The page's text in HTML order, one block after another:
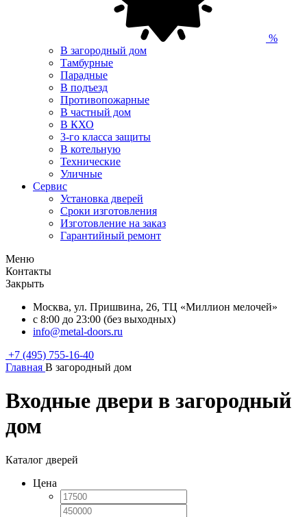
%
В загородный дом
Тамбурные
Парадные
В подъезд
Противопожарные
В частный дом
В КХО
3-го класса защиты
В котельную
Технические
Уличные
Сервис
Установка дверей
Сроки изготовления
Изготовление на заказ
Гарантийный ремонт
Меню
Контакты
Закрыть
Москва, ул. Пришвина, 26, ТЦ «Миллион мелочей»
с 8:00 до 23:00 (без выходных)
info@metal-doors.ru
+7 (495) 755-16-40
Главная В загородный дом
Входные двери в загородный
дом
Каталог дверей
Цена